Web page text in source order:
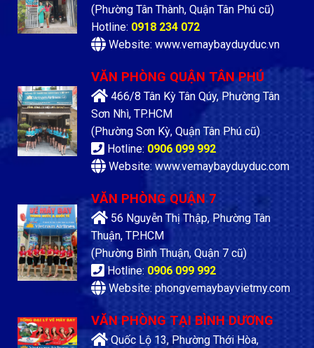
(Phường Tân Thành, Quận Tân Phú cũ)
Hotline: 0918 234 072
Website: www.vemaybayduyduc.vn
VĂN PHÒNG QUẬN TÂN PHÚ
466/8 Tân Kỳ Tân Qúy, Phường Tân
Sơn Nhì, TP.HCM
(Phường Sơn Kỳ, Quận Tân Phú cũ)
Hotline: 0906 099 992
Website: www.vemaybayduyduc.com
VĂN PHÒNG QUẬN 7
56 Nguyễn Thị Thập, Phường Tân
Thuận, TP.HCM
(Phường Bình Thuận, Quận 7 cũ)
Hotline: 0906 099 992
Website: phongvemaybayvietmy.com
VĂN PHÒNG TẠI BÌNH DƯƠNG
Quốc Lộ 13, Phường Thới Hòa,